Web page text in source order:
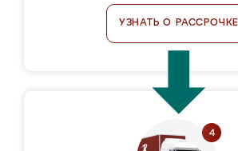
УЗНАТЬ О РАССРОЧКЕ